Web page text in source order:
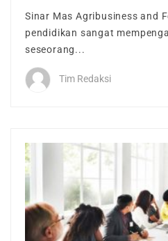
Tentang Kami
Maintenance Mode
Post New Job
CV Packages
Job Packages
Sinar Mas Agribusiness and
pendidikan sangat
seseorang...
Tim Redaksi